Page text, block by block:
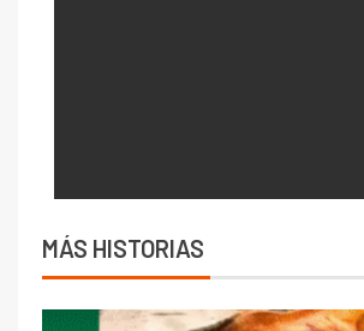
MÁS HISTORIAS